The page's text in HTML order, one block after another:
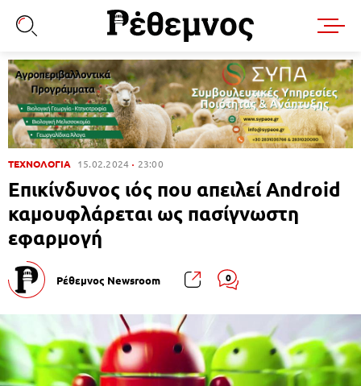
ΤΕΧΝΟΛΟΓΙΑ 15.02.2024 23:00
Επικίνδυνος ιός που απειλεί Android
καμουφλάρεται ως πασίγνωστη
εφαρμογή
Ρέθεμνος Newsroom 0